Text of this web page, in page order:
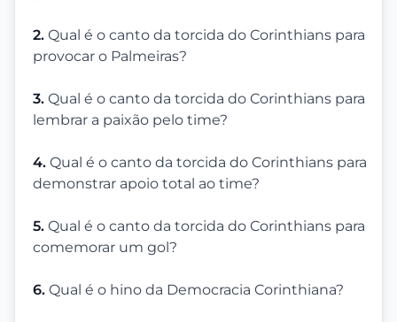
2. Qual é o canto da torcida do Corinthians para
provocar o Palmeiras?
3. Qual é o canto da torcida do Corinthians para
lembrar a paixão pelo time?
4. Qual é o canto da torcida do Corinthians para
demonstrar apoio total ao time?
5. Qual é o canto da torcida do Corinthians para
comemorar um gol?
6. Qual é o hino da Democracia Corinthiana?